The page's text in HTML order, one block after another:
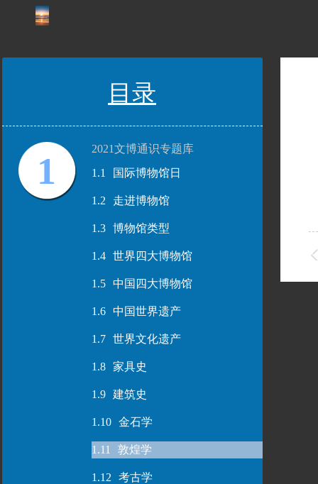
目录
1
2021文博通识专题库
1.1
国际博物馆日
1.2 走进博物馆
1.3 博物馆类型
1.4 世界四大博物馆
1.5 中国四大博物馆
1.6 中国世界遗产
1.7 世界文化遗产
1.8 家具史
1.9 建筑史
1.10 金石学
1.11 敦煌学
1.12 考古学